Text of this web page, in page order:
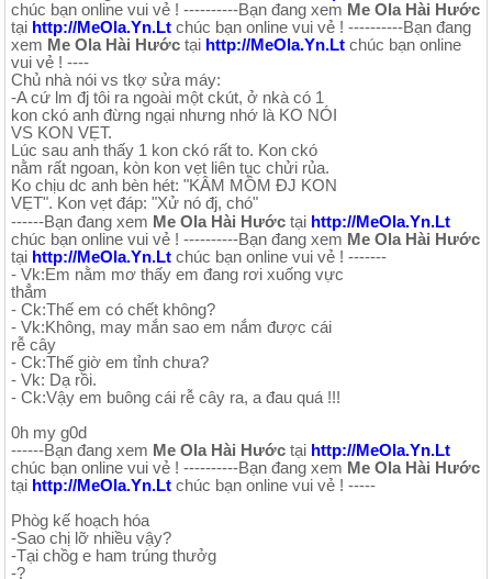
chúc bạn online vui vẻ ! ----------Bạn đang xem Me Ola Hài Hước
tại http://MeOla.Yn.Lt chúc bạn online vui vẻ ! ----------Bạn đang
xem Me Ola Hài Hước tại http://MeOla.Yn.Lt chúc bạn online
vui vẻ ! ----
Chủ nhà nói vs tkợ sửa máy:
-A cứ lm đj tôi ra ngoài một ckút, ở nkà có 1
kon ckó anh đừng ngại nhưng nhớ là KO NÓI
VS KON VẸT.
Lúc sau anh thấy 1 kon ckó rất to. Kon ckó
nằm rất ngoan, kòn kon vẹt liên tục chửi rủa.
Ko chịu dc anh bèn hét: "KÂM MỒM ĐJ KON
VẸT". Kon vẹt đáp: "Xử nó đj, chó"
------Bạn đang xem Me Ola Hài Hước tại http://MeOla.Yn.Lt
chúc bạn online vui vẻ ! ----------Bạn đang xem Me Ola Hài Hước
tại http://MeOla.Yn.Lt chúc bạn online vui vẻ ! -------
- Vk:Em nằm mơ thấy em đang rơi xuống vực
thẳm
- Ck:Thế em có chết không?
- Vk:Không, may mắn sao em nắm được cái
rễ cây
- Ck:Thế giờ em tỉnh chưa?
- Vk: Dạ rồi.
- Ck:Vậy em buông cái rễ cây ra, a đau quá !!!
0h my g0d
------Bạn đang xem Me Ola Hài Hước tại http://MeOla.Yn.Lt
chúc bạn online vui vẻ ! ----------Bạn đang xem Me Ola Hài Hước
tại http://MeOla.Yn.Lt chúc bạn online vui vẻ ! -----
Phòg kế hoạch hóa
-Sao chị lỡ nhiều vậy?
-Tại chồg e ham trúng thưởg
-?